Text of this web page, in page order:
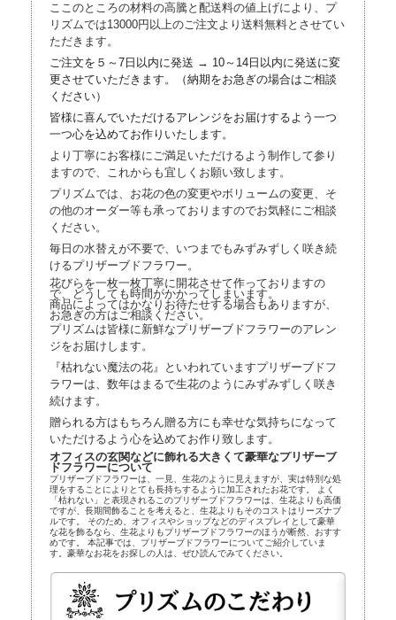
ここのところの材料の高騰と配送料の値上げにより、プ
リズムでは13000円以上のご注文より送料無料とさせてい
ただきます。
ご注文を５～7日以内に発送 → 10～14日以内に発送に変
更させていただきます。（納期をお急ぎの場合はご相談
ください）
皆様に喜んでいただけるアレンジをお届けするよう一つ
一つ心を込めてお作りいたします。
より丁寧にお客様にご満足いただけるよう制作して参り
ますので、これからも宜しくお願い致します。
プリズムでは、お花の色の変更やボリュームの変更、そ
の他のオーダー等も承っておりますのでお気軽にご相談
ください。
毎日の水替えが不要で、いつまでもみずみずしく咲き続
けるプリザーブドフラワー。
花びらを一枚一枚丁寧に開花させて作っておりますの
で、どうしても時間がかかってしまいます。
商品によってはかなりお待たせする場合もありますが、
お急ぎの方はご相談ください。
プリズムは皆様に新鮮なプリザーブドフラワーのアレン
ジをお届けします。
『枯れない魔法の花』といわれていますプリザーブドフ
ラワーは、数年はまるで生花のようにみずみずしく咲き
続けます。
贈られる方はもちろん贈る方にも幸せな気持ちになって
いただけるよう心を込めてお作り致します。
オフィスの玄関などに飾れる大きくて豪華なプリザーブ
ドフラワーについて
プリザーブドフラワーは、一見、生花のように見えますが、実は特別な処
理をすることによりとても長持ちするように加工されたお花です。 よく
「枯れない」と表現されるこのプリザーブドフラワーは、生花よりも高価
ですが、長期間飾ることを考えると、生花よりもそのコストはリーズナブ
ルです。 そのため、オフィスやショップなどのディスプレイとして豪華
な花を飾るなら、生花よりもプリザーブドフラワーのほうが断然、おすす
めです。 本記事では、プリザーブドフラワーについてご紹介していま
す。豪華なお花をお探しの人は、ぜひ読んでみてください。
プリザーブドフラワーとほかの花の比較
プリザーブドフラワーは、近年、生花店の店頭にも並べられているので、
よく知らなくても目にしている人は多いかもしれません。まずはプリザー
ブドフラワーとほかの花とを比較してみましょう。